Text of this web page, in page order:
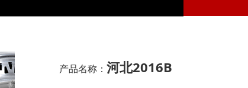
产品名称： 河北2016B